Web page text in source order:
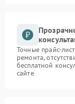
Точные прайс-
ремонта,
бесплатной
сайте